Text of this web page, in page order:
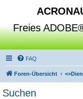
Freies
FAQ
Foren-Übersicht <>
Suchen